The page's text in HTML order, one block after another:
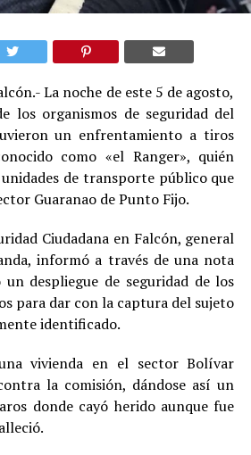
La noche de este 5 de agosto,
los organismos de seguridad del
un enfrentamiento a tiros
como «el Ranger», quién
de transporte público que
Guaranao de Punto Fijo.
Ciudadana en Falcón, general
informó a través de una nota
despliegue de seguridad de los
para dar con la captura del sujeto
identificado.
vivienda en el sector Bolívar
la comisión, dándose así un
donde cayó herido aunque fue